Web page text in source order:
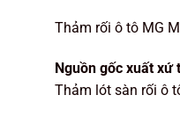
Thảm rối ô tô MG
Nguồn gốc xuất xứ
Thảm lót sàn rối ô